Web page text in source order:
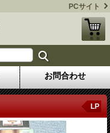
PCサイト
お問合わせ
LP